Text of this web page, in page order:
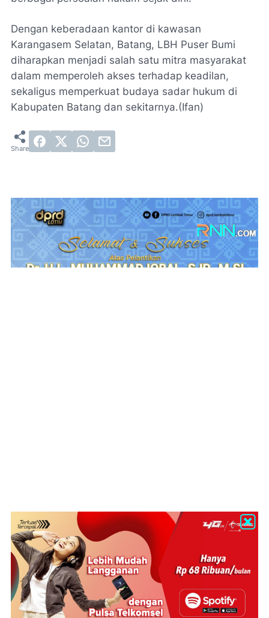
Dengan keberadaan kantor di kawasan
Karangasem Selatan, Batang, LBH Puser Bumi
diharapkan menjadi salah satu mitra masyarakat
dalam memperoleh akses terhadap keadilan,
sekaligus memperkuat budaya sadar hukum di
Kabupaten Batang dan sekitarnya.(Ifan)